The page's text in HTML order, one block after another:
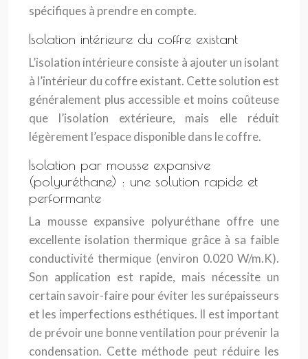
spécifiques à prendre en compte.
Isolation intérieure du coffre existant
L’isolation intérieure consiste à ajouter un isolant
à l’intérieur du coffre existant. Cette solution est
généralement plus accessible et moins coûteuse
que l’isolation extérieure, mais elle réduit
légèrement l’espace disponible dans le coffre.
Isolation par mousse expansive
(polyuréthane) : une solution rapide et
performante
La mousse expansive polyuréthane offre une
excellente isolation thermique grâce à sa faible
conductivité thermique (environ 0.020 W/m.K).
Son application est rapide, mais nécessite un
certain savoir-faire pour éviter les surépaisseurs
et les imperfections esthétiques. Il est important
de prévoir une bonne ventilation pour prévenir la
condensation. Cette méthode peut réduire les